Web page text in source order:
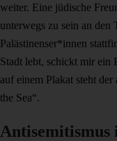
weiter. Eine jüdische
unterwegs zu sein an den
Palästinenser*innen
Stadt lebt, schickt mir ein
auf einem Plakat steht
the Sea“.